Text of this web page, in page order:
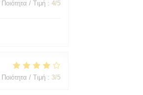
Ποιότητα / Τιμή : 4/5
Ποιότητα / Τιμή : 3/5